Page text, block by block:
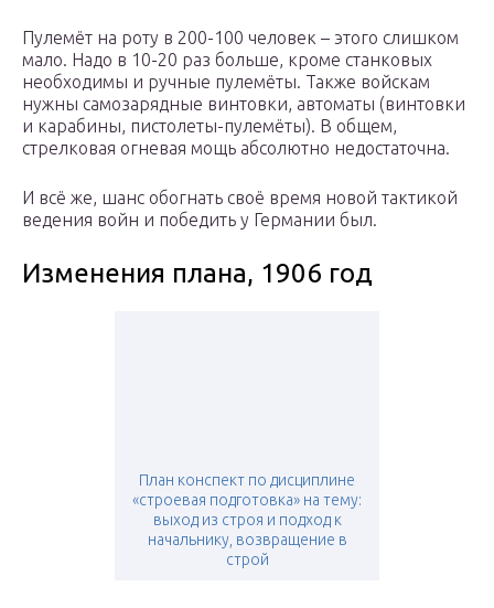
Пулемёт на роту в 200-100 человек – этого слишком
мало. Надо в 10-20 раз больше, кроме станковых
необходимы и ручные пулемёты. Также войскам
нужны самозарядные винтовки, автоматы (винтовки
и карабины, пистолеты-пулемёты). В общем,
стрелковая огневая мощь абсолютно недостаточна.
И всё же, шанс обогнать своё время новой тактикой
ведения войн и победить у Германии был.
Изменения плана, 1906 год
План конспект по дисциплине
«строевая подготовка» на тему:
выход из строя и подход к
начальнику, возвращение в
строй